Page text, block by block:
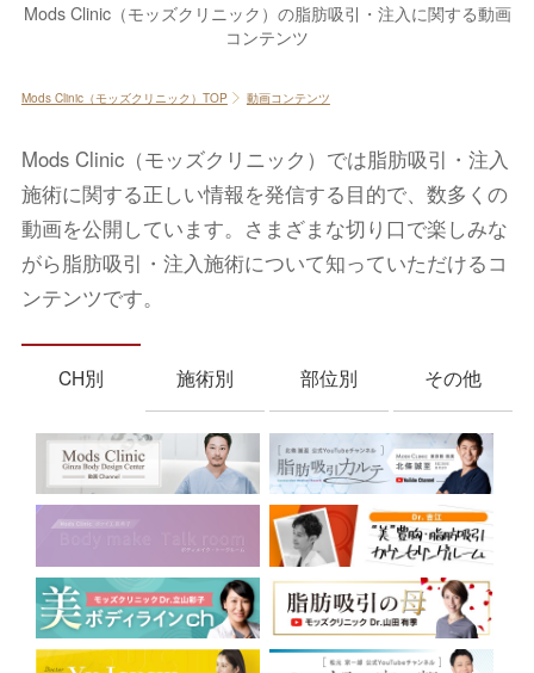
Mods Clinic（モッズクリニック）の脂肪吸引・注入に関する動画
コンテンツ
Mods Clinic（モッズクリニック）TOP 動画コンテンツ
Mods Clinic（モッズクリニック）では脂肪吸引・注入
施術に関する正しい情報を発信する目的で、数多くの
動画を公開しています。 さまざまな切り口で楽しみな
がら脂肪吸引・注入施術について知っていただけるコ
ンテンツです。
CH別 施術別 部位別 その他